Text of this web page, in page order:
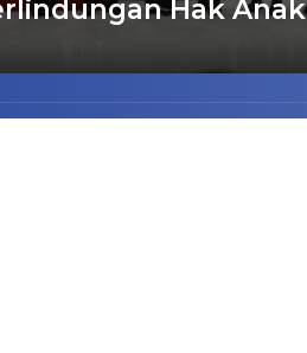
Hak Anak